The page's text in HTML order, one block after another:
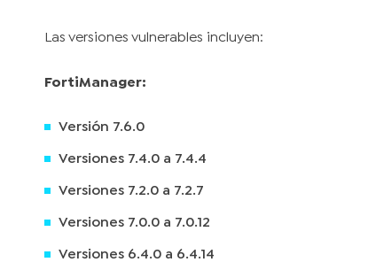
Las versiones vulnerables incluyen:
FortiManager:
Versión 7.6.0
Versiones 7.4.0 a 7.4.4
Versiones 7.2.0 a 7.2.7
Versiones 7.0.0 a 7.0.12
Versiones 6.4.0 a 6.4.14